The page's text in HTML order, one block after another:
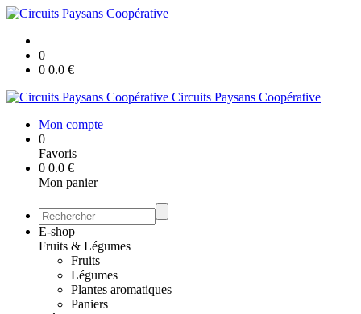
0
0 0.0 €
Circuits Paysans Coopérative
Mon compte
0
Favoris
0 0.0 €
Mon panier
E-shop
Fruits & Légumes
Fruits
Légumes
Plantes aromatiques
Paniers